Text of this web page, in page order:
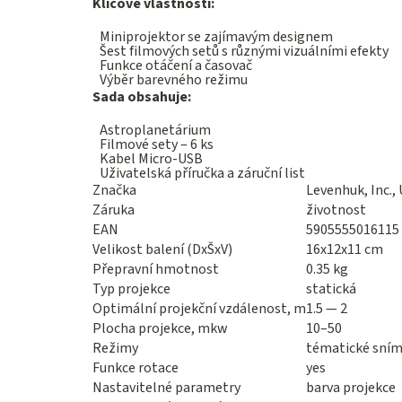
Klíčové vlastnosti:
Miniprojektor se zajímavým designem
Šest filmových setů s různými vizuálními efekty
Funkce otáčení a časovač
Výběr barevného režimu
Sada obsahuje:
Astroplanetárium
Filmové sety – 6 ks
Kabel Micro-USB
Uživatelská příručka a záruční list
Značka
Levenhuk, Inc.,
Záruka
životnost
EAN
5905555016115
Velikost balení (DxŠxV)
16x12x11 cm
Přepravní hmotnost
0.35 kg
Typ projekce
statická
Optimální projekční vzdálenost, m1.5 — 2
Plocha projekce, mkw
10–50
Režimy
tématické
Funkce rotace
yes
Nastavitelné parametry
barva projekce